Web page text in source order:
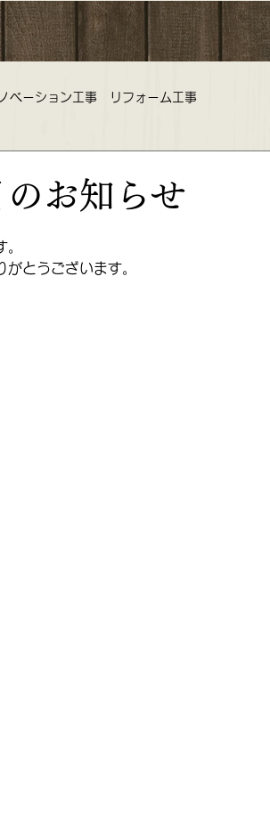
ベーション工事 リフォーム工事
動産査定
営業時間 定休日のお知らせ
お知らせ
とうございます。